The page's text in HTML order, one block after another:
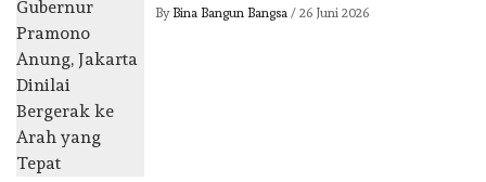
By Bina Bangun Bangsa/ 26 Juni 2026